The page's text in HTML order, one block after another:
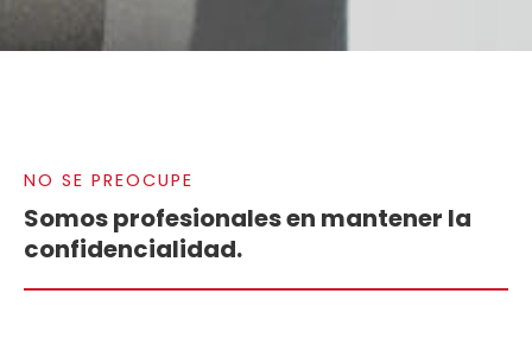
NO SE PREOCUPE
Somos profesionales en mantener la
confidencialidad.